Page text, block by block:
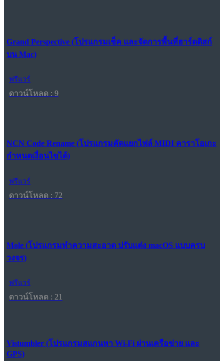
Grand Perspective (โปรแกรมเช็ค และจัดการพื้นที่ฮาร์ดดิสก์
บน Mac)
ฟรีแวร์
ดาวน์โหลด : 9
NCN Code Rename (โปรแกรมคัดแยกไฟล์ MIDI คาราโอเกะ
กำหนดเงื่อนไขได้)
ฟรีแวร์
ดาวน์โหลด : 72
Mole (โปรแกรมทำความสะอาด ปรับแต่ง macOS แบบครบ
วงจร)
ฟรีแวร์
ดาวน์โหลด : 21
Vistumbler (โปรแกรมสแกนหา Wi-Fi ผ่านเครือข่าย และ
GPS)